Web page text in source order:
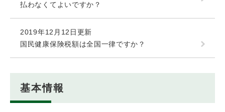
払わなくてよいですか？
2019年12月12日更新
国民健康保険税額は全国一律ですか？
基本情報